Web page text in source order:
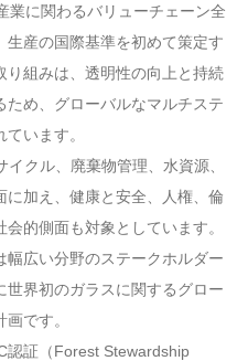
に関わるバリューチェーン全
産の国際基準を初めて策定す
り組みは、透明性の向上と持続
め、グローバルなマルチステ
います。
クル、廃棄物管理、水資源、
加え、健康と安全、人権、倫
的側面も対象としています。
広い分野のステークホルダー
界初のガラスに関するグロー
です。
証（Forest Stewardship